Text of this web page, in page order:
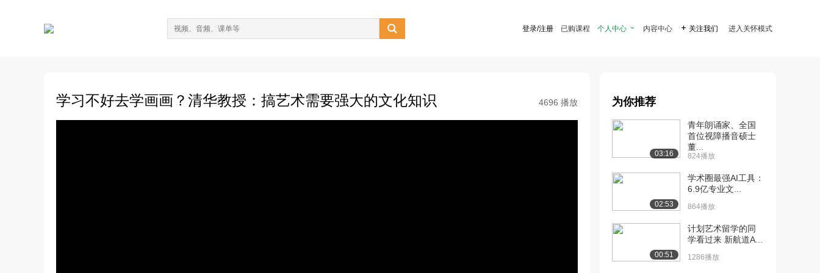
 登录/注册 已购课程 个人中心  内容中心  关注我们 进入关怀模式
学习不好去学画画？清华教授：搞艺术需要强大的文化知识 4696 播放 为你推荐
03:16
青年朗诵家、全国
首位视障播音硕士
董...
824播放
02:53
学术圈最强AI工具：
6.9亿专业文...
864播放
00:51
计划艺术留学的同
学看过来 新航道A...
1286播放